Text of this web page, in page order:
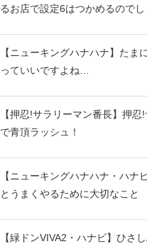
るお店で設定6はつかめるのでし
【ニューキングハナハナ】たま
っていいですよね…
【押忍!サラリーマン番長】押
で青頂ラッシュ！
【ニューキングハナハナ・ハナ
とうまくやるために大切なこと
【緑ドンVIVA2・ハナビ】ひさ